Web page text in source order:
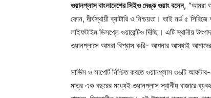
ওয়ানপ্লাস বাংলাদেশের সিইও মেঙ্ক ওয়াং বলেন, “আমরা
ফোন, দীর্ঘস্থায়ী ব্যাটারি ও নিশ্চয়তা। তাই নর্ড ৫
লাইফটাইম ডিসপ্লে ওয়ারেন্টিও দিচ্ছি। এটি স্থানীয়
ওয়ানপ্লাসে আমরা বিশ্বাস করি- আপনার আস্থাই
সার্ভিস ও সাপোর্ট নিশ্চিত করতে ওয়ানপ্লাস ৩৬টি আফটার-
মাত্র এক বছরের মধ্যেই ওয়ানপ্লাস স্থানীয় বাজারে